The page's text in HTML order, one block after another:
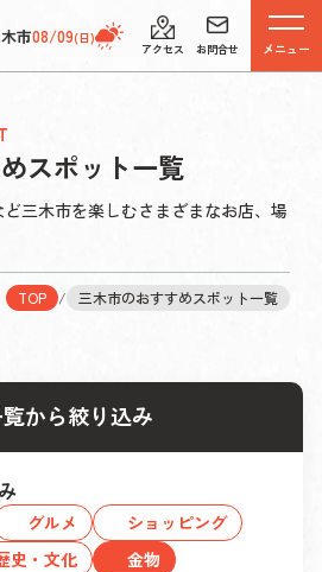
市08/09(日)
アクセス お問合せ メニュー
スポット一覧
三木市を楽しむさまざまなお店、場
TOP / 三木市のおすすめスポット一覧
から絞り込み
グルメ
ショッピング
史・文化 金物